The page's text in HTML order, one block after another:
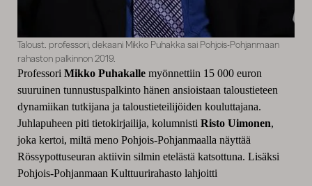
Taloust. professori, dekaani Mikko Puhakka sai Pohjois-Pohjanmaan
rahaston palkinnon 2019.
Professori Mikko Puhakallemyönnettiin 15 000 euron
suuruinen tunnustuspalkinto hänen ansioistaan taloustieteen
dynamiikan tutkijana ja taloustieteilijöiden kouluttajana.
Juhlapuheen piti tietokirjailija, kolumnisti Risto Uimonen,
joka kertoi, miltä meno Pohjois-Pohjanmaalla näyttää
Rössypottuseuran aktiivin silmin etelästä katsottuna. Lisäksi
Pohjois-Pohjanmaan Kulttuurirahasto lahjoitti